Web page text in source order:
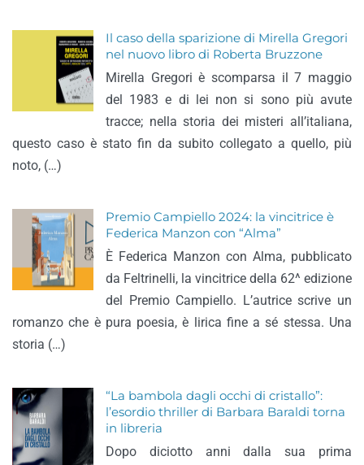
Il caso della sparizione di Mirella Gregori
nel nuovo libro di Roberta Bruzzone
Mirella Gregori è scomparsa il 7 maggio
del 1983 e di lei non si sono più avute
tracce; nella storia dei misteri all’italiana,
questo caso è stato fin da subito collegato a quello, più
noto, (…)
Premio Campiello 2024: la vincitrice è
Federica Manzon con “Alma”
È Federica Manzon con Alma, pubblicato
da Feltrinelli, la vincitrice della 62^ edizione
del Premio Campiello. L’autrice scrive un
romanzo che è pura poesia, è lirica fine a sé stessa. Una
storia (…)
“La bambola dagli occhi di cristallo”:
l’esordio thriller di Barbara Baraldi torna
in libreria
Dopo diciotto anni dalla sua prima